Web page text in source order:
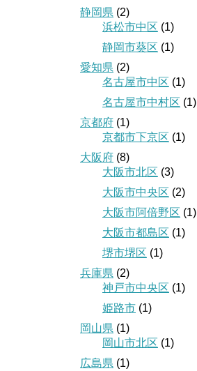
静岡県 (2)
浜松市中区 (1)
静岡市葵区 (1)
愛知県 (2)
名古屋市中区 (1)
名古屋市中村区 (1)
京都府 (1)
京都市下京区 (1)
大阪府 (8)
大阪市北区 (3)
大阪市中央区 (2)
大阪市阿倍野区 (1)
大阪市都島区 (1)
堺市堺区 (1)
兵庫県 (2)
神戸市中央区 (1)
姫路市 (1)
岡山県 (1)
岡山市北区 (1)
広島県 (1)